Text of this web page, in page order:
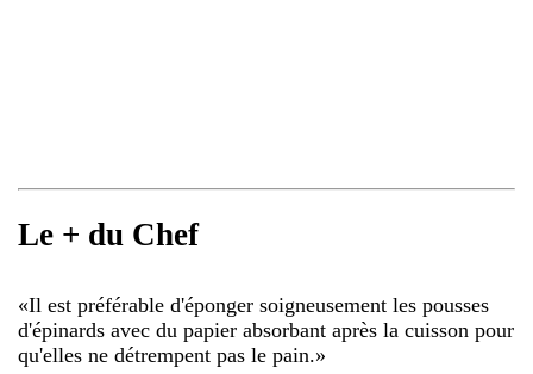
Le + du Chef
«Il est préférable d'éponger soigneusement les pousses
d'épinards avec du papier absorbant après la cuisson pour
qu'elles ne détrempent pas le pain.»